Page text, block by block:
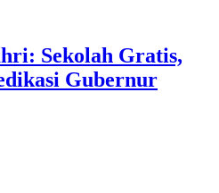
Sekolah Gratis,
Gubernur